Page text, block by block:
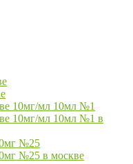
10мг/мл 10мл №1
10мг/мл 10мл №1 в
№25
№25 в москве